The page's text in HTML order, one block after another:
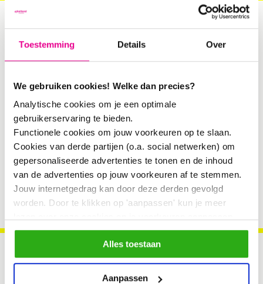
Toestemming Details Over
We gebruiken cookies! Welke dan precies?
Analytische cookies om je een optimale
gebruikerservaring te bieden.
Functionele cookies om jouw voorkeuren op te slaan.
Cookies van derde partijen (o.a. social netwerken) om
gepersonaliseerde advertenties te tonen en de inhoud
van de advertenties op jouw voorkeuren af te stemmen.
Jouw internetgedrag kan door deze derden gevolgd
worden. Door te klikken op 'aanpassen' kun je meer
Door op 'Alles toestaan' te klikken, ga je akkoord met het
gebruik van alle cookies zoals omschreven in
ons cookiebeleid.
Alles toestaan
Aanpassen
of Things